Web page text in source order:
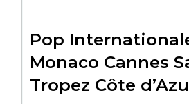
Pop
Monaco Cannes
Tropez Côte